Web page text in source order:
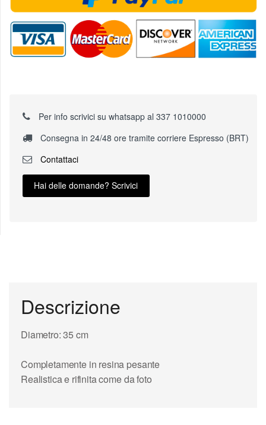
Per info scrivici su whatsapp al 337 1010000
Consegna in 24/48 ore tramite corriere Espresso (BRT)
Contattaci
Hai delle domande? Scrivici
Descrizione
Diametro: 35 cm
Completamente in resina pesante
Realistica e rifinita come da foto